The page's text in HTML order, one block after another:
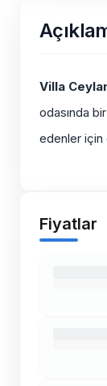
Villa
odasında
edenler için
Fiyatlar